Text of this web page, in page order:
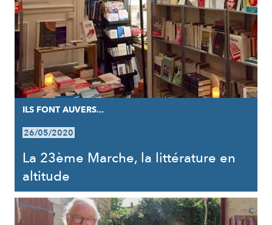
ILS FONT AUVERS...
26/05/2020
La 23ème Marche, la littérature en
altitude